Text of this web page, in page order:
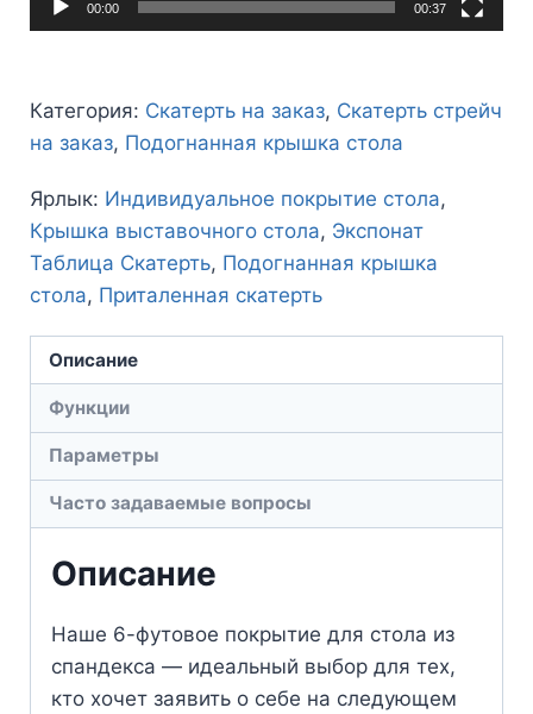
00:00 00:37
Категория: Скатерть на заказ, Скатерть стрейч
на заказ, Подогнанная крышка стола
Ярлык: Индивидуальное покрытие стола,
Крышка выставочного стола, Экспонат
Таблица Скатерть, Подогнанная крышка
стола, Приталенная скатерть
Описание
Функции
Параметры
Часто задаваемые вопросы
Описание
Наше 6-футовое покрытие для стола из
спандекса — идеальный выбор для тех,
кто хочет заявить о себе на следующем